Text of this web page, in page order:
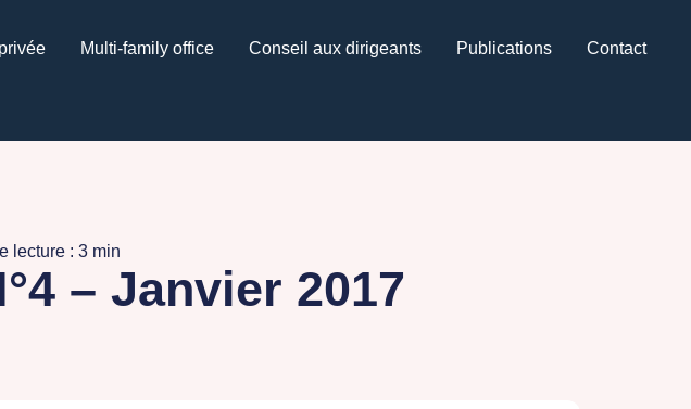
Multi-family office Conseil aux dirigeants Publications Contact
lecture : 3 min
– Janvier 2017